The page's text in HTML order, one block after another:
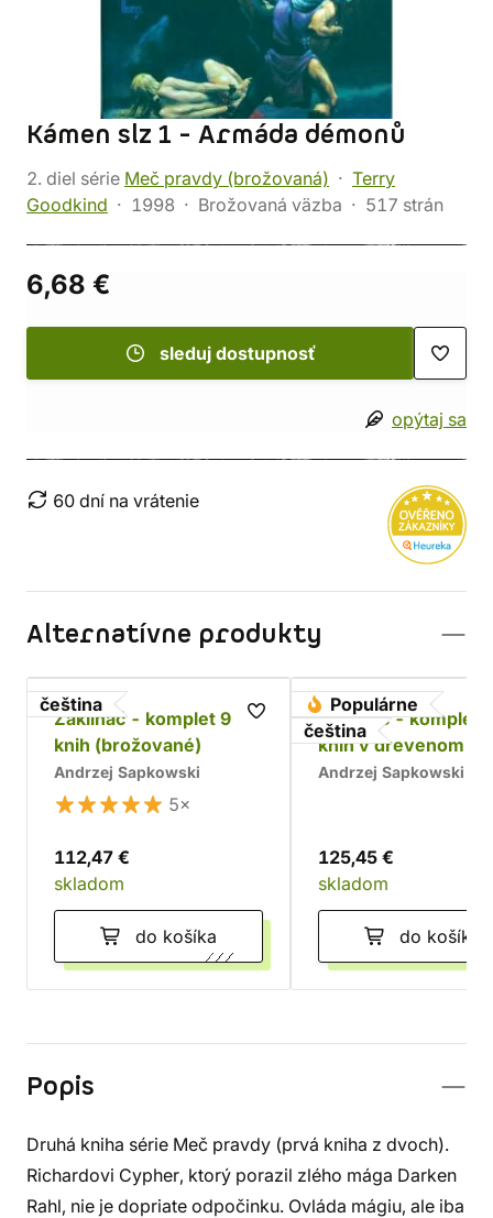
Kámen slz 1 - Armáda démonů
2. diel série Meč pravdy (brožovaná)
Terry
Goodkind
1998 Brožovaná väzba 517 strán
6,68 €
sleduj dostupnosť
opýtaj sa
60 dní na vrátenie
Alternatívne produkty
čeština
Zaklínač - komplet 9
knih (brožované)
Andrzej Sapkowski
5×
112,47 €
skladom
do košíka
Populárne
čeština
Zaklínač - komplet
kníh v drevenom
Chrám
Andrzej Sapkowski
125,45 €
skladom
do košíka
Popis
Druhá kniha série Meč pravdy (prvá kniha z dvoch).
Richardovi Cypher, ktorý porazil zlého mága Darken
Rahl, nie je dopriate odpočinku. Ovláda mágiu, ale iba